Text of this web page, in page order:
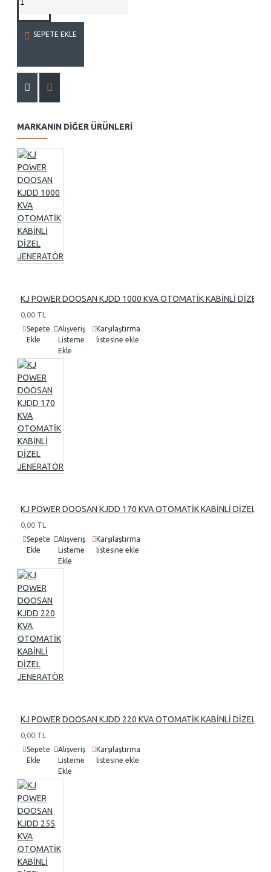
SEPETE EKLE
MARKANIN DIĞER ÜRÜNLERI
KJ POWER DOOSAN KJDD 1000 KVA OTOMATİK KABİNLİ DİZEL
0,00 TL
Sepete
Ekle
Alışveriş
Listeme
Ekle
Karşılaştırma
listesine ekle
KJ POWER DOOSAN KJDD 170 KVA OTOMATİK KABİNLİ DİZEL
0,00 TL
Sepete
Ekle
Alışveriş
Listeme
Ekle
Karşılaştırma
listesine ekle
KJ POWER DOOSAN KJDD 220 KVA OTOMATİK KABİNLİ DİZEL
0,00 TL
Sepete
Ekle
Alışveriş
Listeme
Ekle
Karşılaştırma
listesine ekle